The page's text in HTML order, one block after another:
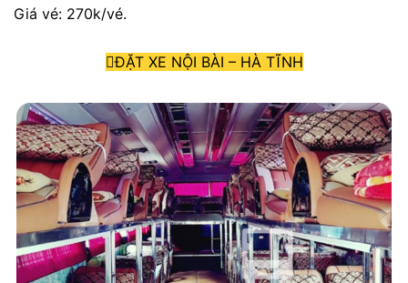
Giá vé: 270k/vé.
ĐẶT XE NỘI BÀI – HÀ TĨNH